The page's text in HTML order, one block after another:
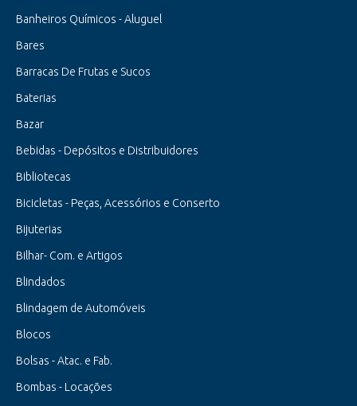
Banheiros Químicos - Aluguel
Bares
Barracas De Frutas e Sucos
Baterias
Bazar
Bebidas - Depósitos e Distribuidores
Bibliotecas
Bicicletas - Peças, Acessórios e Conserto
Bijuterias
Bilhar- Com. e Artigos
Blindados
Blindagem de Automóveis
Blocos
Bolsas - Atac. e Fab.
Bombas - Locações